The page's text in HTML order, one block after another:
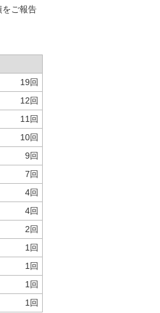
をご報告
19回
12回
11回
10回
9回
7回
4回
4回
2回
1回
1回
1回
1回